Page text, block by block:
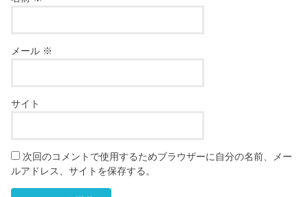
メール ※
サイト
次回のコメントで使用するためブラウザーに自分の名前、メー
ルアドレス、サイトを保存する。